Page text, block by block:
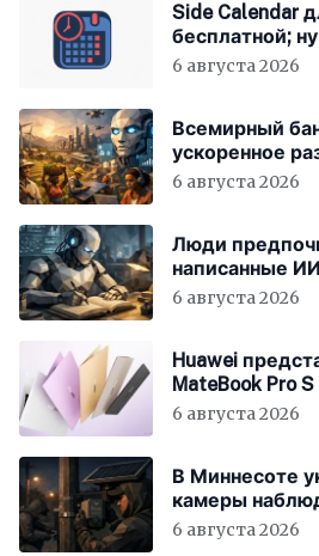
Side Calendar
бесплатной;
6 августа 2026
Всемирный
ускоренное
стран за счёт
6 августа 2026
Люди
написанные
говорят, что
6 августа 2026
Huawei
MateBook Pro S
6 августа 2026
В Миннесоте
камеры
6 августа 2026